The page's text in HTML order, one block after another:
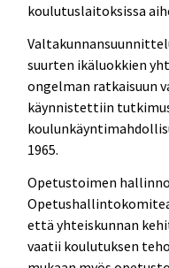
koulutuslaitoksissa
suurten ikäluokkien
ongelman ratkaisuun
käynnistettiin
1965.
Opetustoimen
että yhteiskunnan
vaatii koulutuksen